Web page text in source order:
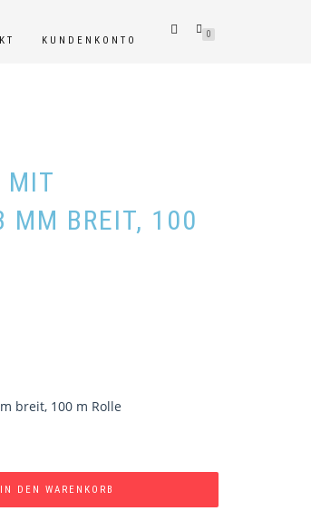
KUNDENKONTO
0
MIT
BREIT, 100 M
breit, 100 m Rolle
IN DEN WARENKORB